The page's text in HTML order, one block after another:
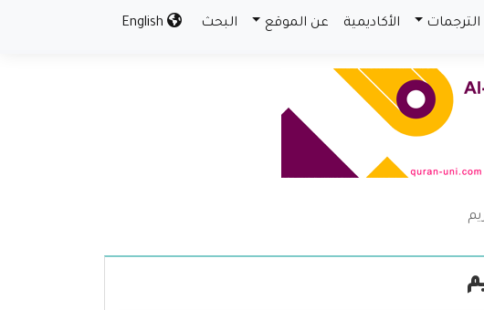
الترجمات الأكاديمية عن الموقع البحث